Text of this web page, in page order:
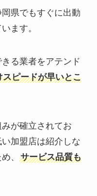
県でもすぐに出動
ます。
る業者をアテンド
スピードが早いとこ
が確立されてお
加盟店は紹介しな
、 サービス品質も